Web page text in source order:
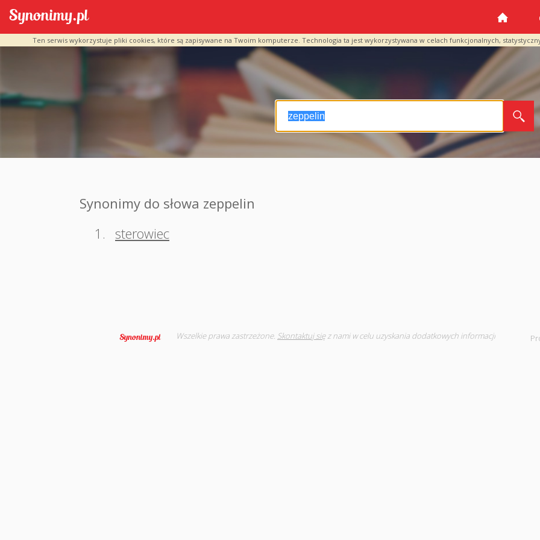
Ten serwis wykorzystuje pliki cookies, które są zapisywane na Twoim komputerze. Technologia ta jest wykorzystywana w celach funkcjonalnych,
Synonimy do słowa zeppelin
1.
sterowiec
Wszelkie prawa zastrzeżone. Skontaktuj sięz nami w celu uzyskania dodatkowych informacji